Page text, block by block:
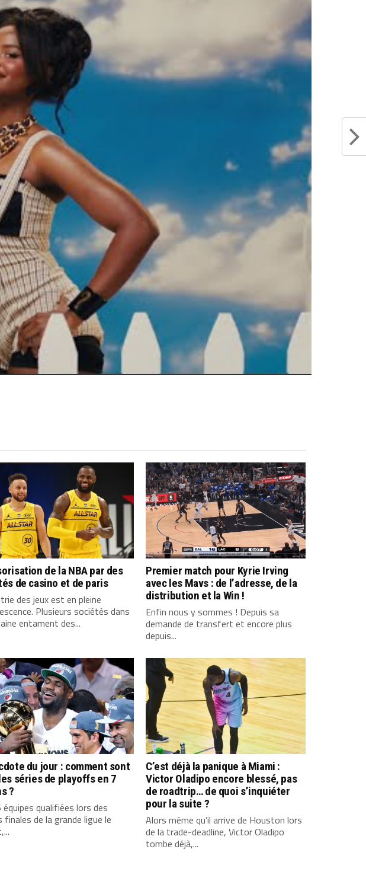
DeRozan
de la NBA par des
de casino et de paris
des jeux est en pleine
Plusieurs sociétés dans
entament des...
Premier match pour Kyrie Irving
avec les Mavs : de l’adresse, de la
distribution et la Win !
Enfin nous y sommes ! Depuis sa
demande de transfert et encore plus
depuis...
du jour : comment sont
séries de playoffs en 7
?
équipes qualifiées lors des
finales de la grande ligue le
C’est déjà la panique à Miami :
Victor Oladipo encore blessé, pas
de roadtrip… de quoi s’inquiéter
pour la suite ?
Alors même qu’il arrive de Houston lors
de la trade-deadline, Victor Oladipo
tombe déjà,...